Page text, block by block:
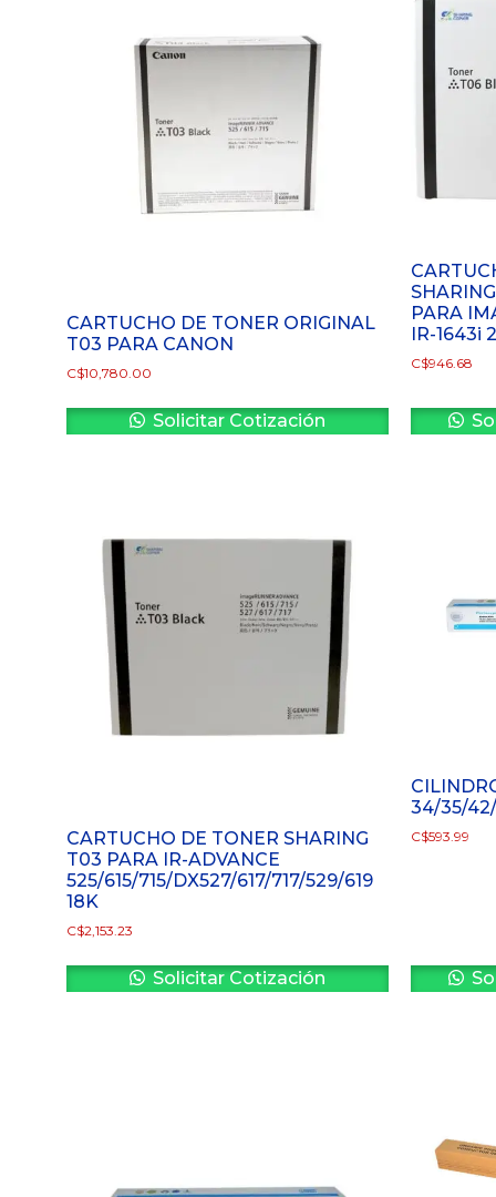
CARTUCHO DE TONER ORIGINAL
T03 PARA CANON
C$10,780.00
Solicitar Cotización
PARA
IR-1643i
C$946.68
CARTUCHO DE TONER SHARING
T03 PARA IR-ADVANCE
525/615/715/DX527/617/717/529/619
18K
C$2,153.23
Solicitar Cotización
34/35/
C$593.99